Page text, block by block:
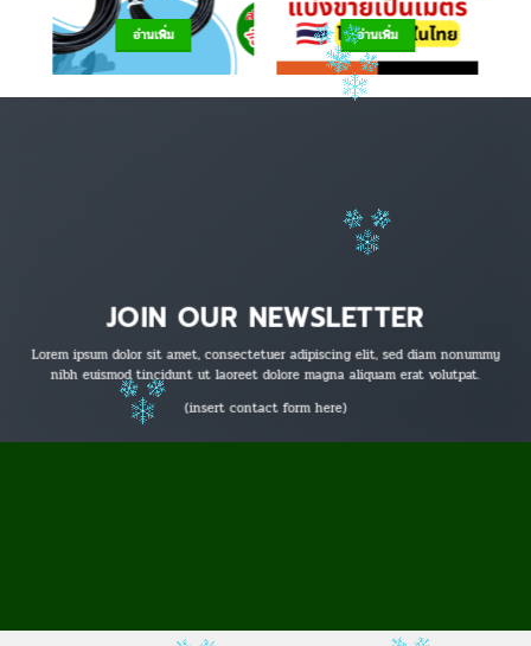
อ่านเพิ่ม อ่านเพิ่ม
JOIN OUR NEWSLETTER
Lorem ipsum dolor sit amet, consectetuer adipiscing elit, sed diam nonummy
nibh euismod tincidunt ut laoreet dolore magna aliquam erat volutpat.
(insert contact form here)